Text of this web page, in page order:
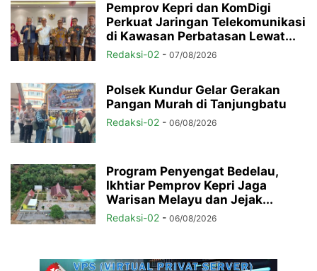
Pemprov Kepri dan KomDigi
Perkuat Jaringan Telekomunikasi
di Kawasan Perbatasan Lewat...
Redaksi-02 - 07/08/2026
Polsek Kundur Gelar Gerakan
Pangan Murah di Tanjungbatu
Redaksi-02 - 06/08/2026
Program Penyengat Bedelau,
Ikhtiar Pemprov Kepri Jaga
Warisan Melayu dan Jejak...
Redaksi-02 - 06/08/2026